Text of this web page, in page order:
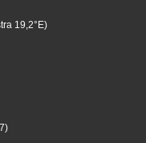
19,2°E)